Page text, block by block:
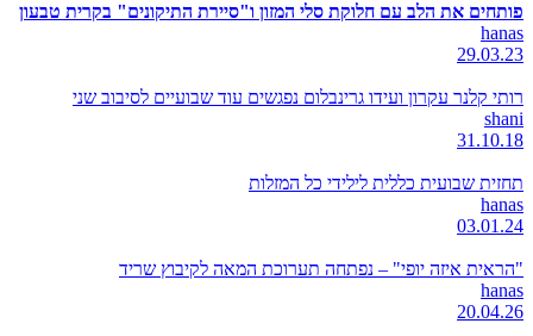
פותחים את הלב עם חלוקת סלי המזון ו"סיירת התיקונים" בקרית טבעון
hanas
29.03.23
רותי קלנר עקרון ועידו גרינבלום נפגשים עוד שבועיים לסיבוב שני
shani
31.10.18
תחזית שבועית כללית לילידי כל המזלות
hanas
03.01.24
"הראית איזה יופי" – נפתחה תערוכת המאה לקיבוץ שריד
hanas
20.04.26